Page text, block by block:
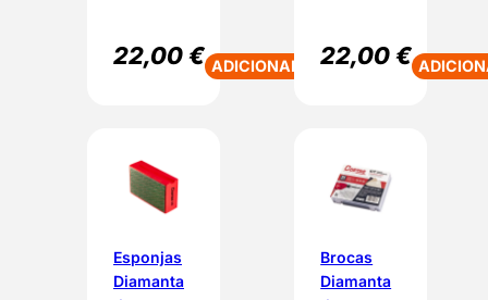
22,00€ ADICIONAR 22,00€
Esponjas
Diamanta
Brocas
Diamanta